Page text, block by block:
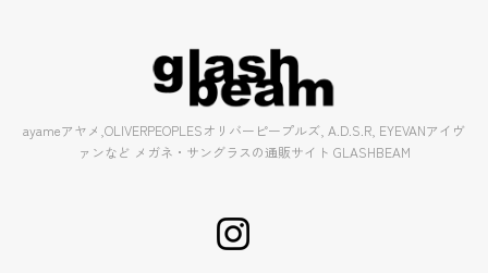
ayameアヤメ,OLIVERPEOPLESオリバーピープルズ, A.D.S.R, EYEVANアイヴ
ァンなど メガネ・サングラスの通販サイト GLASHBEAM